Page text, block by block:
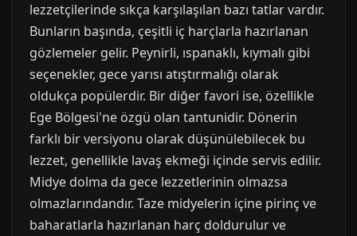
lezzetçilerinde sıkça karşılaşılan bazı tatlar vardır.
Bunların başında, çeşitli iç harçlarla hazırlanan
gözlemeler gelir. Peynirli, ıspanaklı, kıymalı gibi
seçenekler, gece yarısı atıştırmalığı olarak
oldukça popülerdir. Bir diğer favori ise, özellikle
Ege Bölgesi'ne özgü olan tantunidir. Dönerin
farklı bir versiyonu olarak düşünülebilecek bu
lezzet, genellikle lavaş ekmeği içinde servis edilir.
Midye dolma da gece lezzetlerinin olmazsa
olmazlarındandır. Taze midyelerin içine pirinç ve
baharatlarla hazırlanan harç doldurulur ve